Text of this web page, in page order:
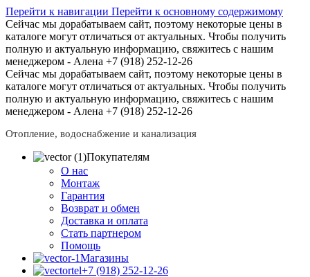
Перейти к навигации Перейти к основному содержимому
Сейчас мы дорабатываем сайт, поэтому некоторые цены в
каталоге могут отличаться от актуальных. Чтобы получить
полную и актуальную информацию, свяжитесь с нашим
менеджером - Алена +7 (918) 252-12-26
Сейчас мы дорабатываем сайт, поэтому некоторые цены в
каталоге могут отличаться от актуальных. Чтобы получить
полную и актуальную информацию, свяжитесь с нашим
менеджером - Алена +7 (918) 252-12-26
Отопление, водоснабжение и канализация
Покупателям
О нас
Монтаж
Гарантия
Возврат и обмен
Доставка и оплата
Стать партнером
Помощь
Магазины
+7 (918) 252-12-26